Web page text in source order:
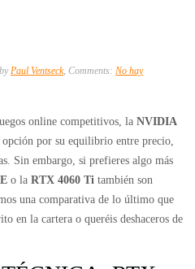
byPaul Ventseck, Comments:No hay
online competitivos, laNVIDIA
opción por su equilibrio entre precio,
Sin embargo, si prefieres algo más
o laRTX 4060 Ti también son
una comparativa de lo último que
en la cartera o queréis deshaceros de